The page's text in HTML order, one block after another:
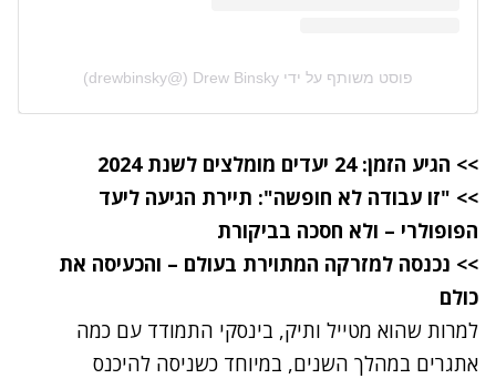
פוסט משותף על ידי ‏‎Drew Binsky‎‏ (@‏‎drewbinsky‎‏)
>> הגיע הזמן: 24 יעדים מומלצים לשנת 2024
>> "זו עבודה לא חופשה": תיירת הגיעה ליעד
הפופולרי – ולא חסכה בביקורת
>> נכנסה למזרקה המתוירת בעולם – והכעיסה את
כולם
למרות שהוא מטייל ותיק, בינסקי התמודד עם כמה
אתגרים במהלך השנים, במיוחד כשניסה להיכנס